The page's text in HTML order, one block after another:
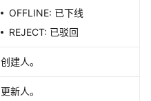
OFFLINE: 已下线
REJECT: 已驳回
创建人。
更新人。